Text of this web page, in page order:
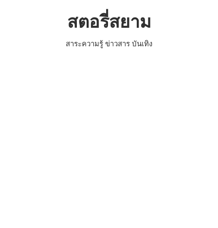
สตอรี่สยาม
สาระความรู้ ข่าวสาร บันเทิง